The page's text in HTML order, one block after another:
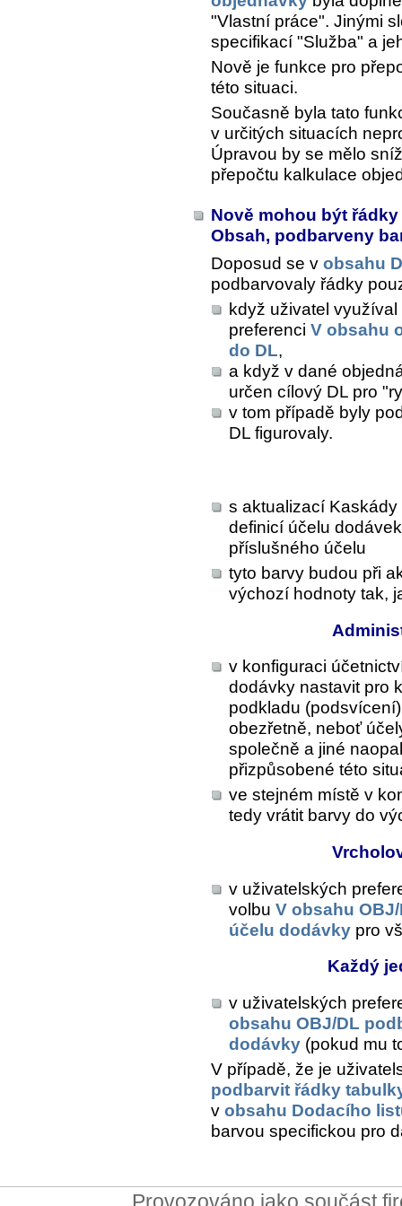
"Vlastní práce". Jinými
specifikací "Služba" a
Nově je funkce pro
této situaci.
Současně byla tato
v určitých situacích
Úpravou by se mělo
přepočtu kalkulace
Nově mohou být
Obsah, podbarveny
Doposud se v obsahu
podbarvovaly řádky
když uživatel
preferenci V obsahu
do DL,
a když v dané
určen cílový DL pro
v tom případě byly
DL figurovaly.
s aktualizací
definicí účelu
příslušného účelu
tyto barvy budou při
výchozí hodnoty tak,
v konfiguraci
dodávky nastavit pro
podkladu
obezřetně, neboť
společně a jiné
přizpůsobené této
ve stejném místě v
tedy vrátit barvy do
v uživatelských
volbu V obsahu
účelu dodávky pro
Každý
v uživatelských
obsahu OBJ/DL
dodávky (pokud mu
V případě, že je
podbarvit řádky
v obsahu Dodacího
barvou specifickou pro